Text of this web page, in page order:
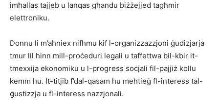
imħallas tajjeb u lanqas għandu biżżejjed tagħmir
elettroniku.
Donnu li m’aħniex nifhmu kif l-organizzazzjoni ġudizjarja
tmur lil hinn mill-proċeduri legali u taffettwa bil-kbir it-
tmexxija ekonomiku u l-progress soċjali fil-pajjiż kollu
kemm hu. It-titjib f’dal-qasam hu meħtieġ fl-interess tal-
ġustizzja u fl-interess nazzjonali.